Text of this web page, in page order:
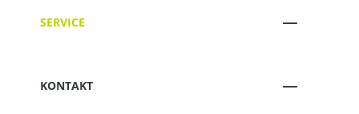
SERVICE
KONTAKT